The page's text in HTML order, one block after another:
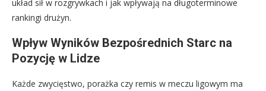
układ sił w rozgrywkach i jak wpływają na długoterminowe
rankingi drużyn.
Wpływ Wyników Bezpośrednich Starc na
Pozycję w Lidze
Każde zwycięstwo, porażka czy remis w meczu ligowym ma